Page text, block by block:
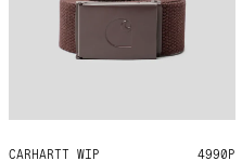
CARHARTT WIP
ONE SIZE 4990Р